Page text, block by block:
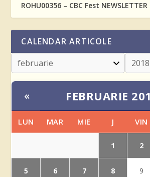
ROHU00356 – CBC Fest
CALENDAR ARTICOLE
« FEBRUARIE
LUN MAR MIE J VIN
1 2
5 6 7 8 9